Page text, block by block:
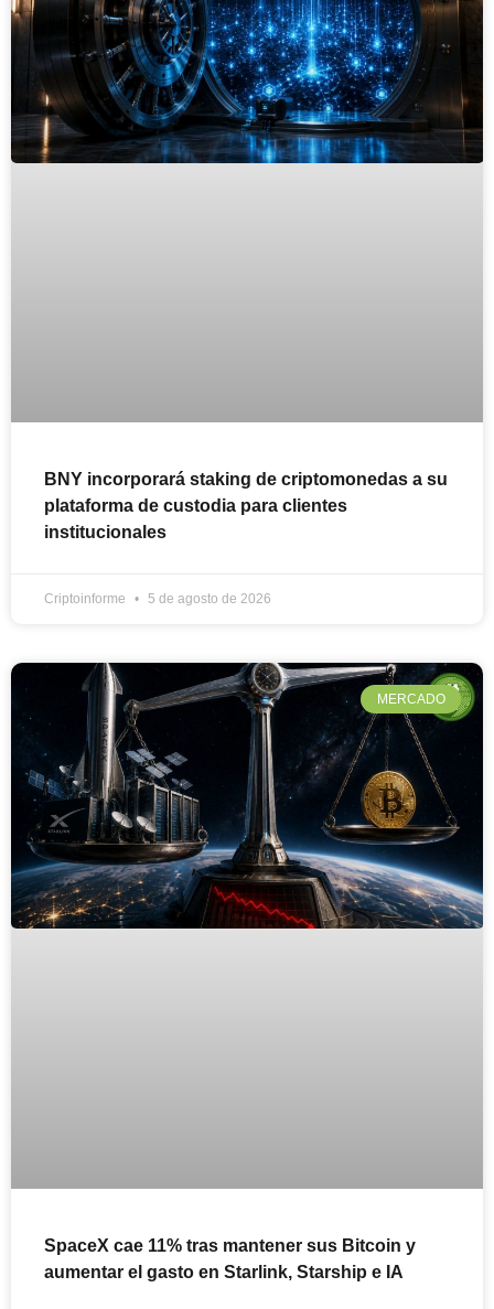
BNY incorporará staking de criptomonedas a su
plataforma de custodia para clientes
institucionales
Criptoinforme 5 de agosto de 2026
MERCADO
SpaceX cae 11% tras mantener sus Bitcoin y
aumentar el gasto en Starlink, Starship e IA